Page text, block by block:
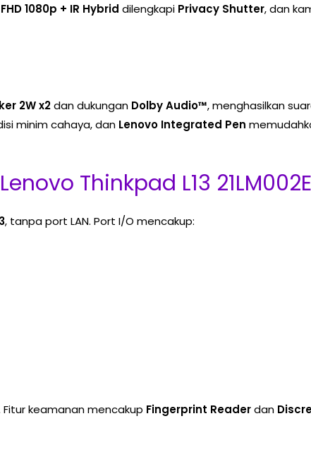
FHD 1080p + IR Hybrid dilengkapi Privacy Shutter, dan
2W x2dan dukungan Dolby Audio™, menghasilkan
minim cahaya, dan Lenovo Integrated Pen
Thinkpad L13
, tanpa port LAN. Port I/O mencakup:
Fitur keamanan mencakup Fingerprint Readerdan